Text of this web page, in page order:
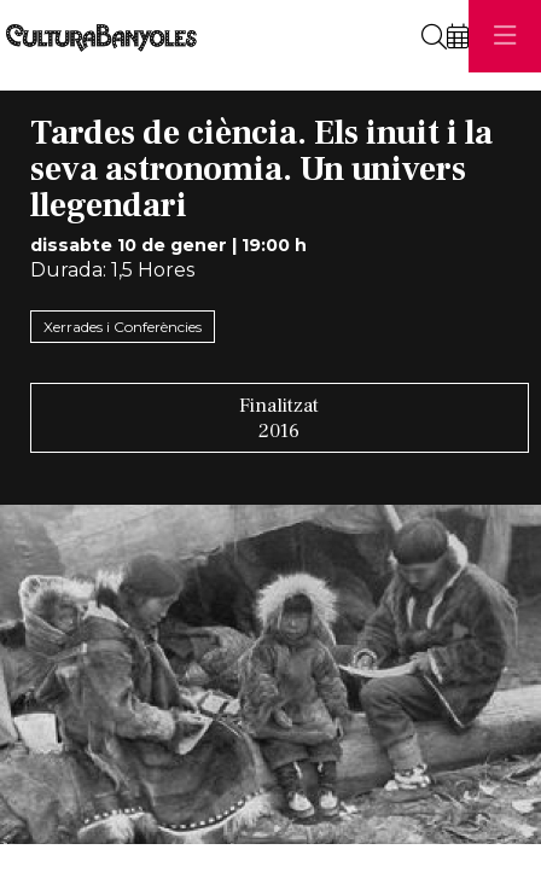
Tardes de ciència. Els inuit i la
seva astronomia. Un univers
llegendari
dissabte 10 de gener | 19:00 h
Durada: 1,5 Hores
Xerrades i Conferències
Finalitzat
2016